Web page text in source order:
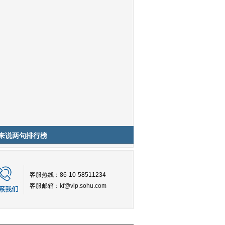
说两句排行榜
客服热线：86-10-58511234
客服邮箱： kf@vip.sohu.com